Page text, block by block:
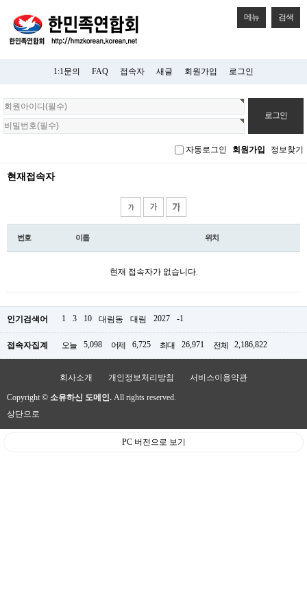
메뉴 검색
1:1문의 FAQ 접속자 새글 회원가입 로그인
회
원
로
자동로그인 회원가입 정보찾기
현재접속자
번호 이름 위치
현재 접속자가 없습니다.
인기검색어 1 3 10 대림동 대림 2027 -1
접속자집계 오늘 5,098 어제 6,725 최대 26,971 전체 2,186,822
회사소개 개인정보처리방침 서비스이용약관
Copyright © 소유하신 도메인. All rights reserved.
상단으로
PC 버전으로 보기